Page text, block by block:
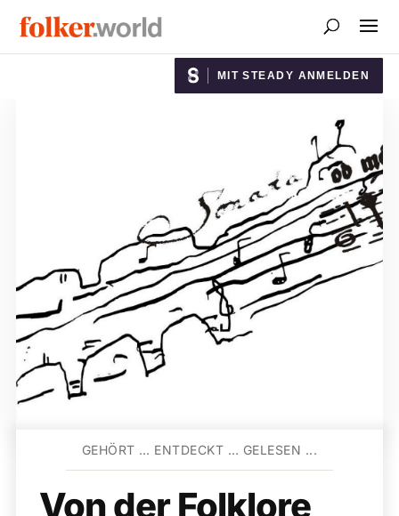
MIT STEADY ANMELDEN
GEHÖRT … ENTDECKT … GELESEN ...
Von der Folklore